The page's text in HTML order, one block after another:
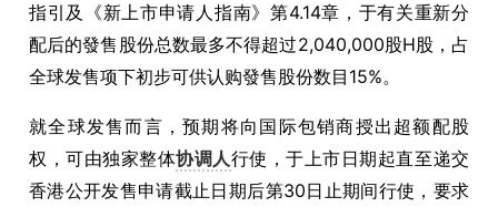
指引及《新上市申请人指南》第4.14章，于有关重新分
配后的發售股份总数最多不得超过2,040,000股H股，占
全球发售项下初步可供认购發售股份数目15%。
就全球发售而言，预期将向国际包销商授出超额配股
权，可由独家整体协调人行使，于上市日期起直至递交
香港公开发售申请截止日期后第30日止期间行使，要求